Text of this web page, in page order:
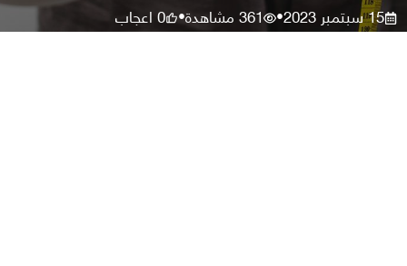
15 سبتمبر 2023 •
361مشاهدة•
0اعجاب